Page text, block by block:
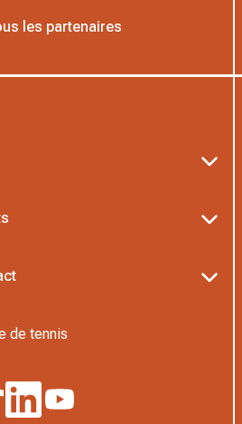
les partenaires
de tennis